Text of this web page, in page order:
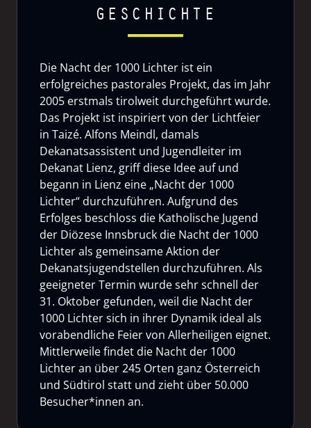
GESCHICHTE
Die Nacht der 1000 Lichter ist ein
erfolgreiches pastorales Projekt, das im Jahr
2005 erstmals tirolweit durchgeführt wurde.
Das Projekt ist inspiriert von der Lichtfeier
in Taizé. Alfons Meindl, damals
Dekanatsassistent und Jugendleiter im
Dekanat Lienz, griff diese Idee auf und
begann in Lienz eine „Nacht der 1000
Lichter“ durchzuführen. Aufgrund des
Erfolges beschloss die Katholische Jugend
der Diözese Innsbruck die Nacht der 1000
Lichter als gemeinsame Aktion der
Dekanatsjugendstellen durchzuführen. Als
geeigneter Termin wurde sehr schnell der
31. Oktober gefunden, weil die Nacht der
1000 Lichter sich in ihrer Dynamik ideal als
vorabendliche Feier von Allerheiligen eignet.
Mittlerweile findet die Nacht der 1000
Lichter an über 245 Orten ganz Österreich
und Südtirol statt und zieht über 50.000
Besucher*innen an.